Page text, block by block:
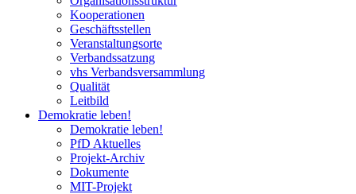
Kooperationen
Geschäftsstellen
Veranstaltungsorte
Verbandssatzung
vhs Verbandsversammlung
Qualität
Leitbild
Demokratie leben!
Demokratie leben!
PfD Aktuelles
Projekt-Archiv
Dokumente
MIT-Projekt